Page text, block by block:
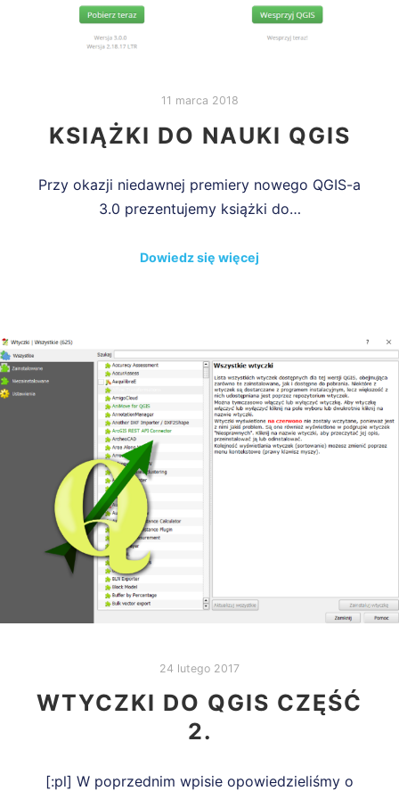
11 marca 2018
KSIĄŻKI DO NAUKI QGIS
Przy okazji niedawnej premiery nowego QGIS-a
3.0 prezentujemy książki do…
Dowiedz się więcej
24 lutego 2017
WTYCZKI DO QGIS CZĘŚĆ
2.
[:pl] W poprzednim wpisie opowiedzieliśmy o